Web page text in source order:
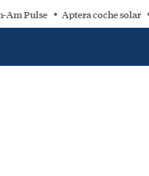
Am Pulse Aptera coche solar